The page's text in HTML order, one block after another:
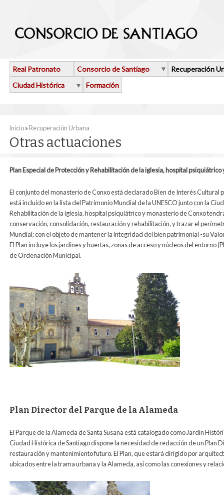
Real Patronato Consorcio de Santiago
Recuperación
Ciudad Histórica
Formación
Se encuentra usted aquí
Inicio» Recuperación Urbana
Otras actuaciones
Plan Especial de Protección y Rehabilitación de la iglesia, hospital
El conjunto del monasterio de Conxo está declarado Bien de Interés
está incluido en la lista del Patrimonio Mundial de la UNESCO junto con la
Rehabilitación de la iglesia, hospital psiquiátrico y monasterio de Conxo
conservación, consolidación, restauración y rehabilitación, y trazar el
Mundial; con el objeto de mantener la integridad del bien patrimonial -su
El Plan incluye los jardines y huertas, zonas de acceso y núcleos del entorno
de Ordenación Municipal.
Plan Director del Parque de la Alameda
El Parque de la Alameda de Santa Susana está catalogado como Jardín
Ciudad Histórica de Santiago dispone la necesidad de redacción de un Plan
restauración y mantenimiento futuro. El Plan, que estará dirigido por
ubicados entre la trama urbana y la Alameda, así como las conexiones y